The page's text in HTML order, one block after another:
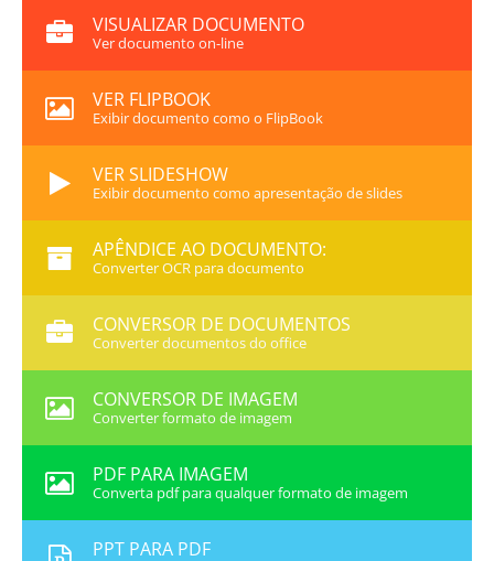
VISUALIZAR DOCUMENTO
Ver documento on-line
VER FLIPBOOK
Exibir documento como o FlipBook
VER SLIDESHOW
Exibir documento como apresentação de slides
APÊNDICE AO DOCUMENTO:
Converter OCR para documento
CONVERSOR DE DOCUMENTOS
Converter documentos do office
CONVERSOR DE IMAGEM
Converter formato de imagem
PDF PARA IMAGEM
Converta pdf para qualquer formato de imagem
PPT PARA PDF